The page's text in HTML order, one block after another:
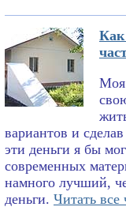
Как
Моя
вариантов и
эти деньги я бы
современных
намного лучший,
деньги. Читать все